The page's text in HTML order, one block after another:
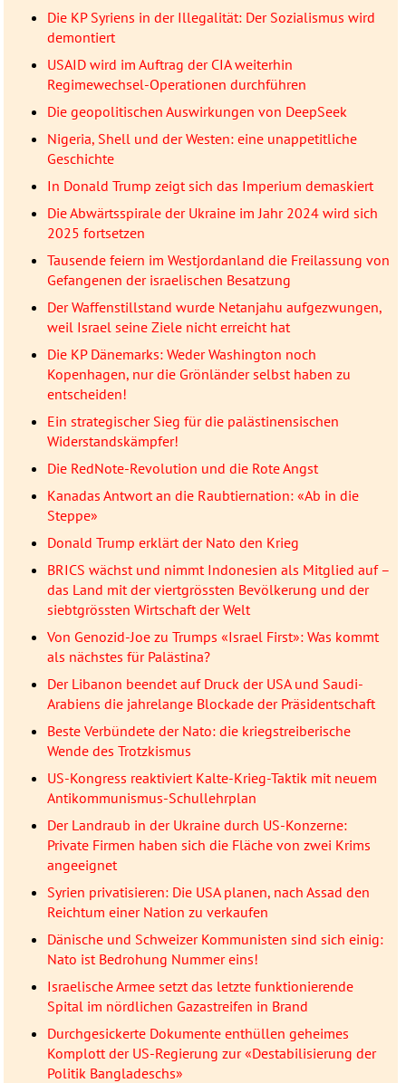
Die KP Syriens in der Illegalität: Der Sozialismus wird
demontiert
USAID wird im Auftrag der CIA weiterhin
Regimewechsel-Operationen durchführen
Die geopolitischen Auswirkungen von DeepSeek
Nigeria, Shell und der Westen: eine unappetitliche
Geschichte
In Donald Trump zeigt sich das Imperium demaskiert
Die Abwärtsspirale der Ukraine im Jahr 2024 wird sich
2025 fortsetzen
Tausende feiern im Westjordanland die Freilassung von
Gefangenen der israelischen Besatzung
Der Waffenstillstand wurde Netanjahu aufgezwungen,
weil Israel seine Ziele nicht erreicht hat
Die KP Dänemarks: Weder Washington noch
Kopenhagen, nur die Grönländer selbst haben zu
entscheiden!
Ein strategischer Sieg für die palästinensischen
Widerstandskämpfer!
Die RedNote-Revolution und die Rote Angst
Kanadas Antwort an die Raubtiernation: «Ab in die
Steppe»
Donald Trump erklärt der Nato den Krieg
BRICS wächst und nimmt Indonesien als Mitglied auf –
das Land mit der viertgrössten Bevölkerung und der
siebtgrössten Wirtschaft der Welt
Von Genozid-Joe zu Trumps «Israel First»: Was kommt
als nächstes für Palästina?
Der Libanon beendet auf Druck der USA und Saudi-
Arabiens die jahrelange Blockade der Präsidentschaft
Beste Verbündete der Nato: die kriegstreiberische
Wende des Trotzkismus
US-Kongress reaktiviert Kalte-Krieg-Taktik mit neuem
Antikommunismus-Schullehrplan
Der Landraub in der Ukraine durch US-Konzerne:
Private Firmen haben sich die Fläche von zwei Krims
angeeignet
Syrien privatisieren: Die USA planen, nach Assad den
Reichtum einer Nation zu verkaufen
Dänische und Schweizer Kommunisten sind sich einig:
Nato ist Bedrohung Nummer eins!
Israelische Armee setzt das letzte funktionierende
Spital im nördlichen Gazastreifen in Brand
Durchgesickerte Dokumente enthüllen geheimes
Komplott der US-Regierung zur «Destabilisierung der
Politik Bangladeschs»